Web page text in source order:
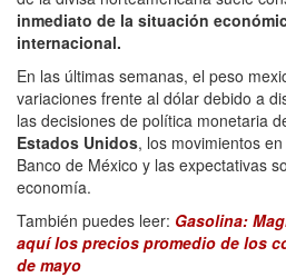
inmediato de la situación
internacional.
En las últimas semanas, el peso
variaciones frente al dólar debido a
las decisiones de política monetaria
Estados Unidos, los movimientos
Banco de México y las expectativas
economía.
También puedes leer: Gasolina:
aquí los precios promedio de los
de mayo